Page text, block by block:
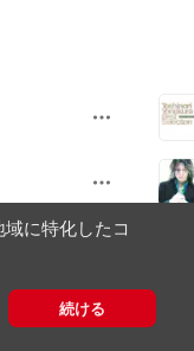
に特化したコ
続ける